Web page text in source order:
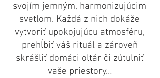
svojím jemným, harmonizujúcim
svetlom. Každá z nich dokáže
vytvoriť upokojujúcu atmosféru,
prehĺbiť váš rituál a zároveň
skrášliť domáci oltár či zútulniť
vaše priestory…